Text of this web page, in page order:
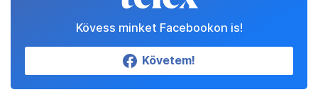
Kövess minket Facebookon is!
Követem!